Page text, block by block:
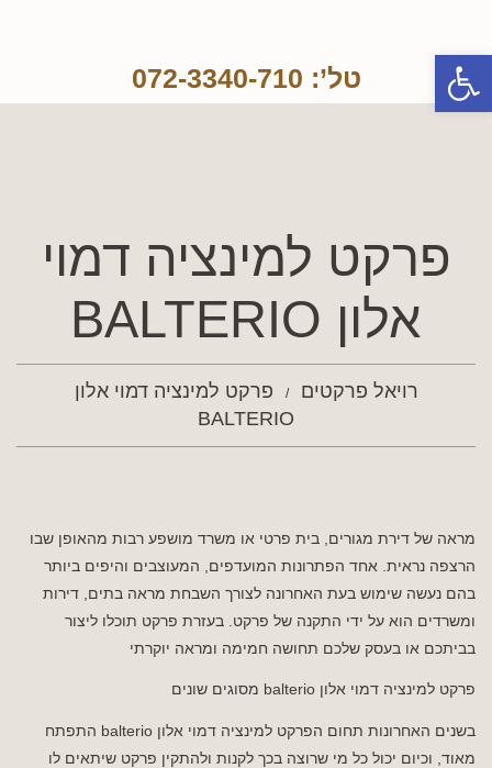
טל’: 072-3340-710
פרקט למינציה דמוי
אלון BALTERIO
רויאל פרקטים
פרקט למינציה דמוי אלון
BALTERIO
מראה של דירת מגורים, בית פרטי או משרד מושפע רבות מהאופן שבו
הרצפה נראית. אחד הפתרונות המועדפים, המעוצבים והיפים ביותר
בהם נעשה שימוש בעת האחרונה לצורך השבחת מראה בתים, דירות
ומשרדים הוא על ידי התקנה של פרקט. בעזרת פרקט תוכלו ליצור
בביתכם או בעסק שלכם תחושה חמימה ומראה יוקרתי
פרקט למינציה דמוי אלון balterio מסוגים שונים
בשנים האחרונות תחום הפרקט למינציה דמוי אלון balterio התפתח
מאוד, וכיום יכול כל מי שרוצה בכך לקנות ולהתקין פרקט שיתאים לו
פתח סרגל נגישות